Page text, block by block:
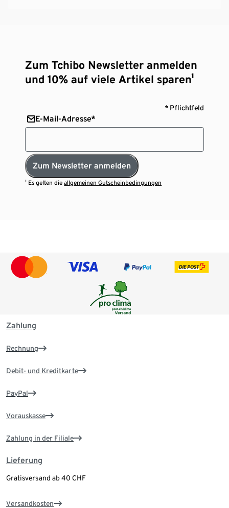
Zum Tchibo Newsletter anmelden
und 10% auf viele Artikel sparen¹
* Pflichtfeld
E-Mail-Adresse*
Zum Newsletter anmelden
¹ Es gelten dieallgemeinen Gutscheinbedingungen
Zahlung
Rechnung
Debit- und Kreditkarte
PayPal
Vorauskasse
Zahlung in der Filiale
Lieferung
Gratisversand ab 40 CHF
Versandkosten